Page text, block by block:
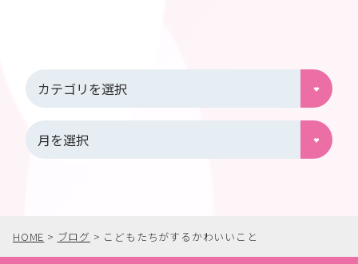
HOME > ブログ > こどもたちがするかわいいこと